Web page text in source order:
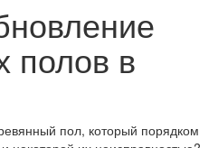
полов в
пол, который порядком